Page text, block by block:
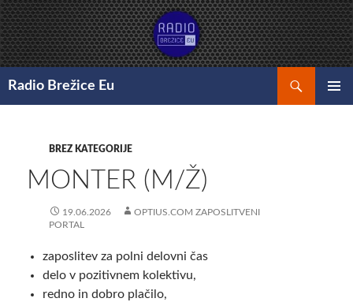
Preskoči
na
vsebino
Radio Brežice Eu
BREZ KATEGORIJE
MONTER (M/Ž)
19.06.2026
OPTIUS.COM ZAPOSLITVENI
PORTAL
zaposlitev za polni delovni čas
delo v pozitivnem kolektivu,
redno in dobro plačilo,